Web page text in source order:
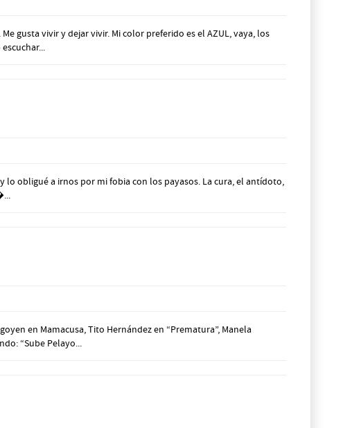
gusta vivir y dejar vivir. Mi color preferido es el AZUL, vaya, los
lo obligué a irnos por mi fobia con los payasos. La cura, el antídoto,
en Mamacusa, Tito Hernández en “Prematura”, Manela
“Sube Pelayo...